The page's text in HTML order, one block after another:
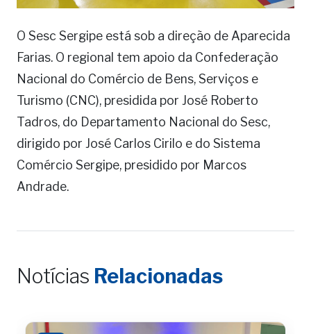
O Sesc Sergipe está sob a direção de Aparecida
Farias. O regional tem apoio da Confederação
Nacional do Comércio de Bens, Serviços e
Turismo (CNC), presidida por José Roberto
Tadros, do Departamento Nacional do Sesc,
dirigido por José Carlos Cirilo e do Sistema
Comércio Sergipe, presidido por Marcos
Andrade.
Notícias Relacionadas